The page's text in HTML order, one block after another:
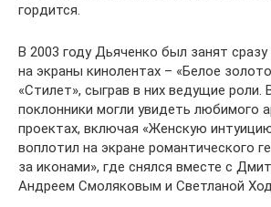
гордится.
В 2003 году Дьяченко был занят
на экраны кинолентах – «Белое
«Стилет», сыграв в них ведущие роли.
поклонники могли увидеть любимого
проектах, включая «Женскую
воплотил на экране романтического
за иконами», где снялся вместе с
Андреем Смоляковым и Светланой